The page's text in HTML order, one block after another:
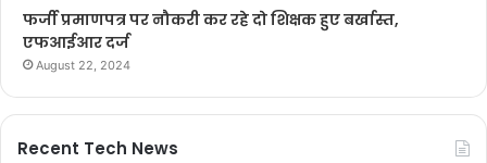
फर्जी प्रमाणपत्र पर नौकरी कर रहे दो शिक्षक हुए बर्खास्त,
एफआईआर दर्ज
August 22, 2024
Recent Tech News